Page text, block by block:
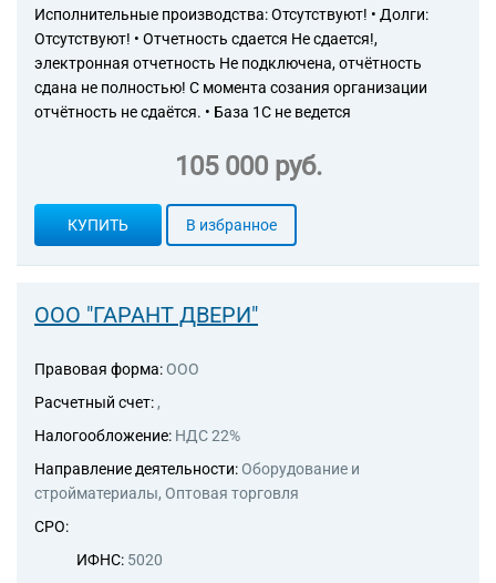
Исполнительные производства: Отсутствуют! • Долги:
Отсутствуют! • Отчетность сдается Не сдается!,
электронная отчетность Не подключена, отчётность
сдана не полностью! С момента созания организации
отчётность не сдаётся. • База 1С не ведется
105 000 руб.
КУПИТЬ В избранное
ООО "ГАРАНТ ДВЕРИ"
Правовая форма: ООО
Расчетный счет: ,
Налогообложение: НДС 22%
Направление деятельности: Оборудование и
стройматериалы, Оптовая торговля
СРО:
ИФНС: 5020